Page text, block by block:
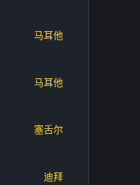
马耳他
马耳他
塞舌尔
迪拜